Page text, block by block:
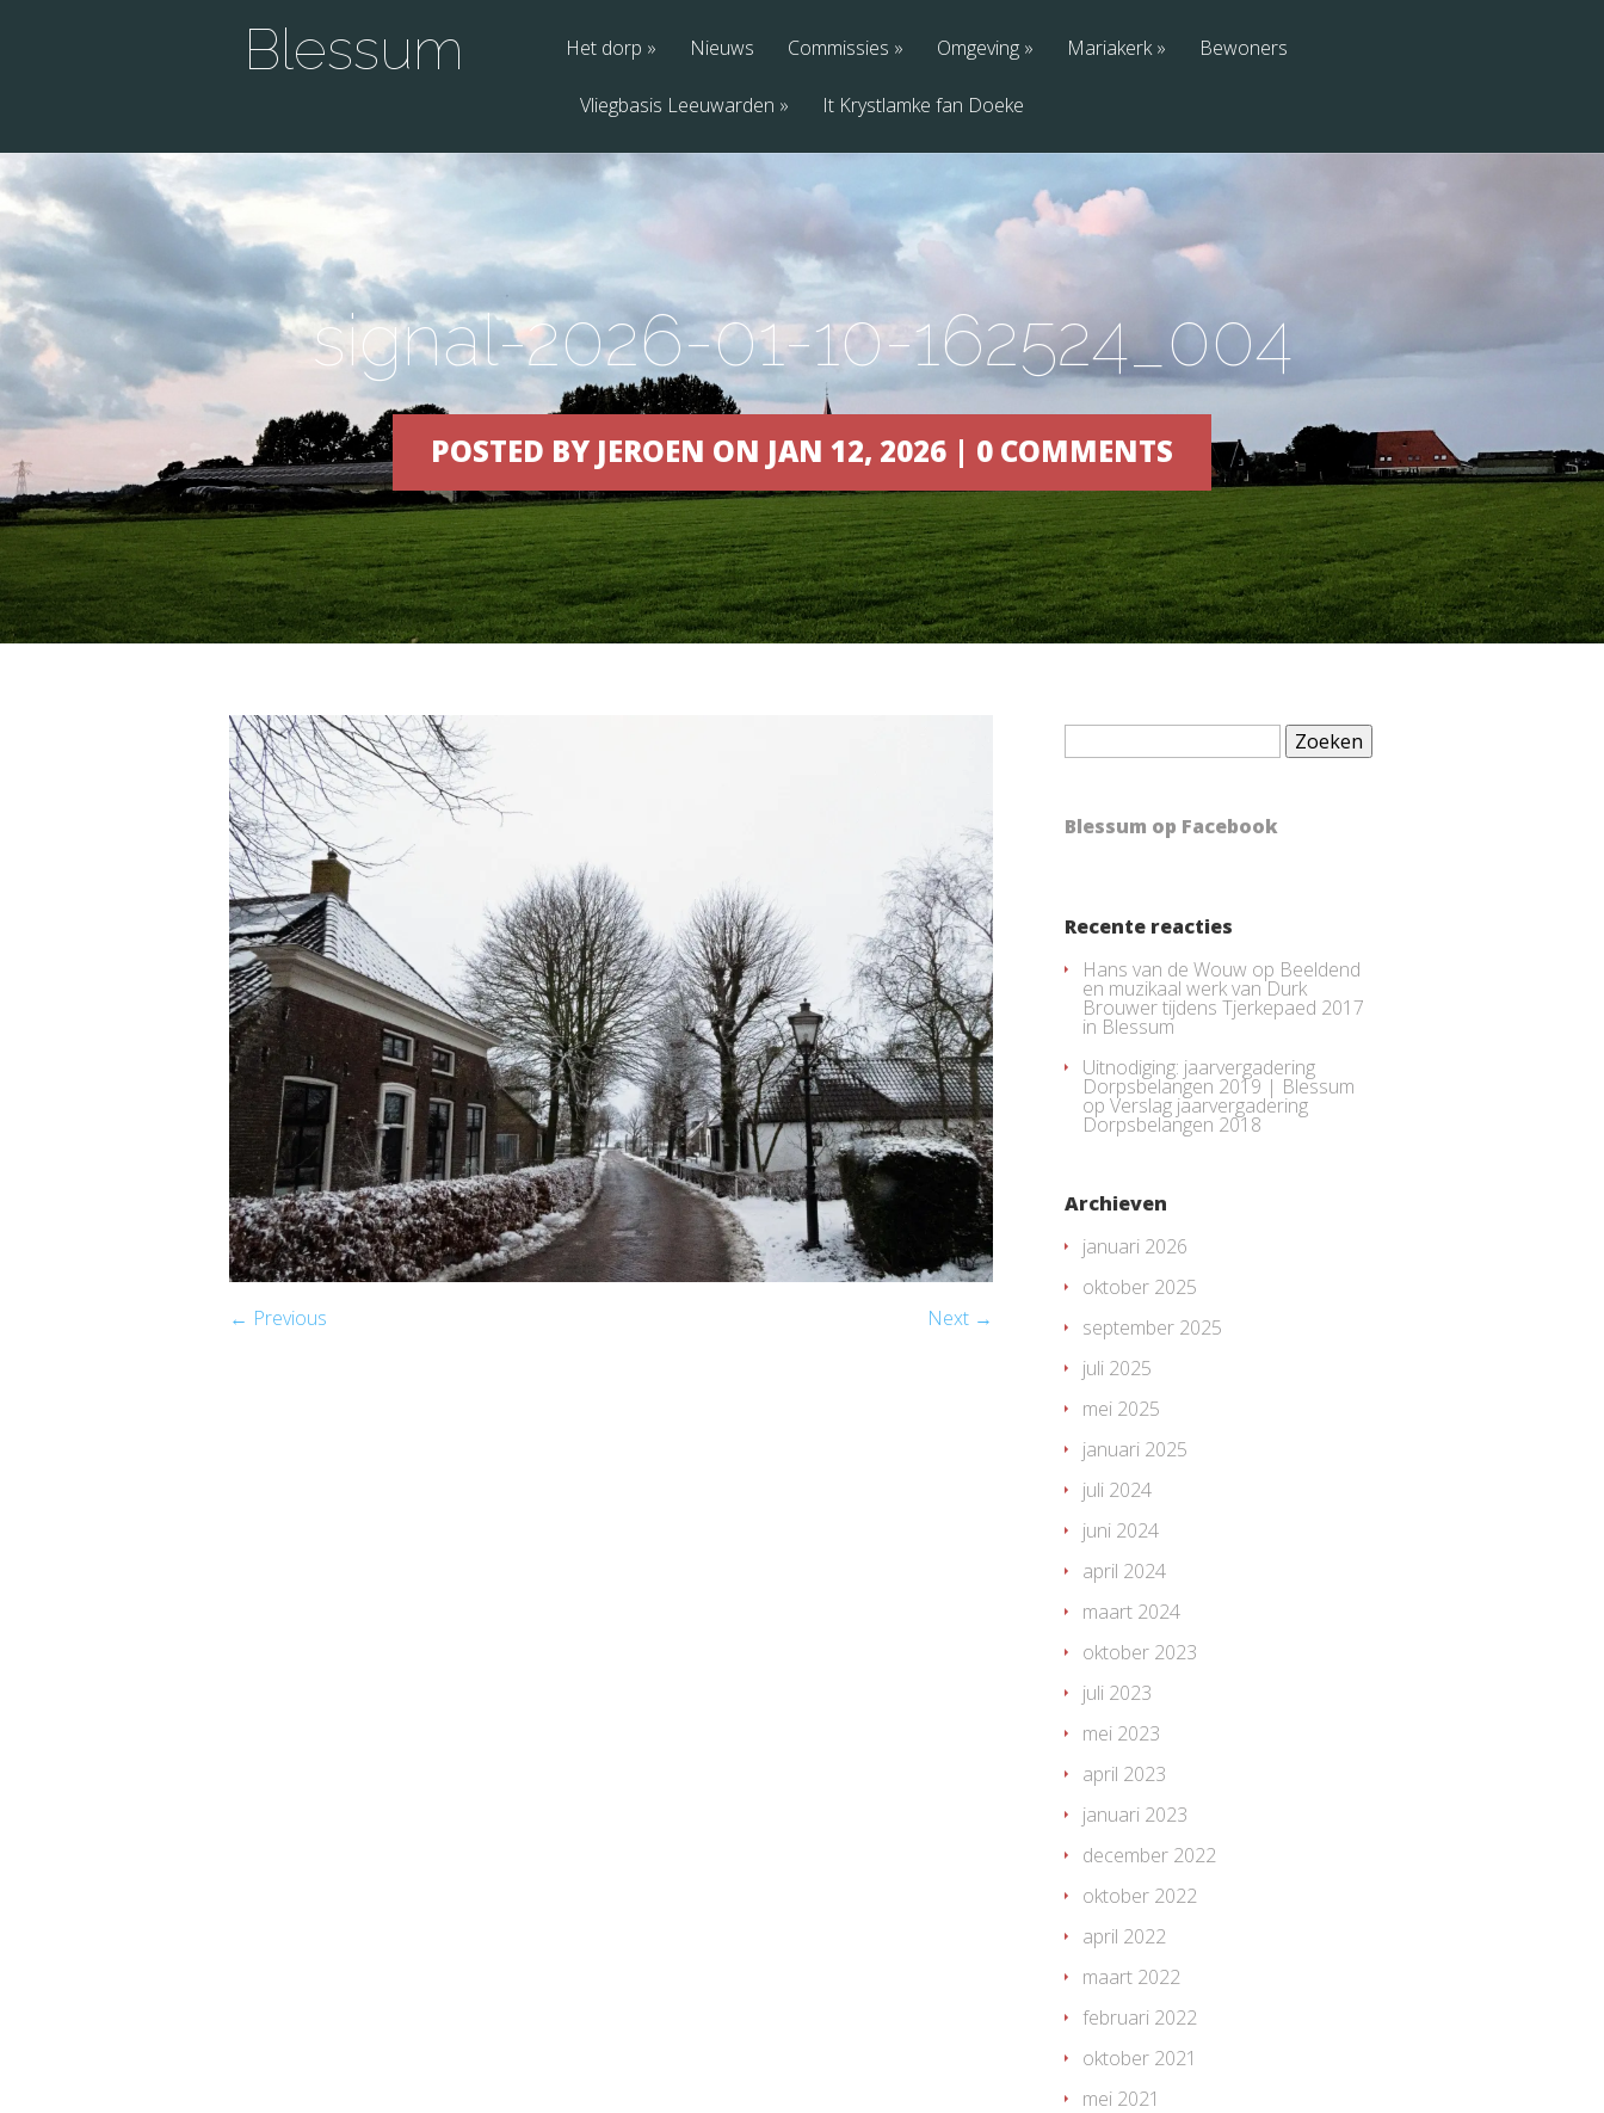
Blessum Het dorp Nieuws Commissies Omgeving Mariakerk Bewoners
Vliegbasis Leeuwarden It Krystlamke fan Doeke
signal-2026-01-10-162524_004
POSTED BY JEROEN ON JAN 12, 2026 | 0 COMMENTS
← Previous Next →
Zoeken
Blessum op Facebook
Recente reacties
Hans van de Wouw op Beeldend
en muzikaal werk van Durk
Brouwer tijdens Tjerkepaed 2017
in Blessum
Uitnodiging: jaarvergadering
Dorpsbelangen 2019 | Blessum
op Verslag jaarvergadering
Dorpsbelangen 2018
Archieven
januari 2026
oktober 2025
september 2025
juli 2025
mei 2025
januari 2025
juli 2024
juni 2024
april 2024
maart 2024
oktober 2023
juli 2023
mei 2023
april 2023
januari 2023
december 2022
oktober 2022
april 2022
maart 2022
februari 2022
oktober 2021
mei 2021